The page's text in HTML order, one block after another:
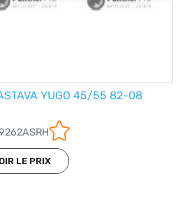
YUGO 45/55 82-08
LE PRIX